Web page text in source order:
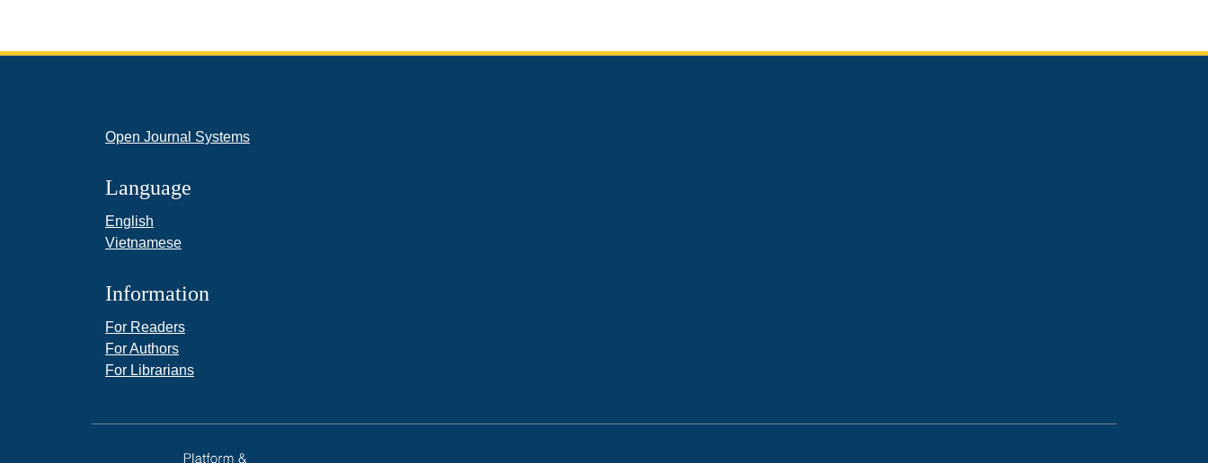
Open Journal Systems
Language
English
Vietnamese
Information
For Readers
For Authors
For Librarians